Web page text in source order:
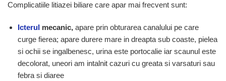
Complicatiile litiazei biliare care apar mai frecvent sunt:
Icterul mecanic, apare prin obturarea canalului pe care
curge fierea; apare durere mare in dreapta sub coaste, pielea
si ochii se ingalbenesc, urina este portocalie iar scaunul este
decolorat, uneori am intalnit cazuri cu greata si varsaturi sau
febra si diaree